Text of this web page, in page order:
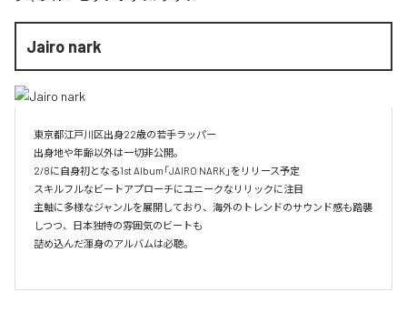
Jairo nark
東京都江戸川区出身22歳の若手ラッパー
出身地や年齢以外は一切非公開。
2/8に自身初となる1st Album「JAIRO NARK」をリリース予定
スキルフルなビートアプローチにユニークなリリックに注目
主軸に多様なジャンルを展開しており、海外のトレンドのサウンド感も踏襲
しつつ、日本独特の雰囲気のビートも
詰め込んだ渾身のアルバムは必聴。